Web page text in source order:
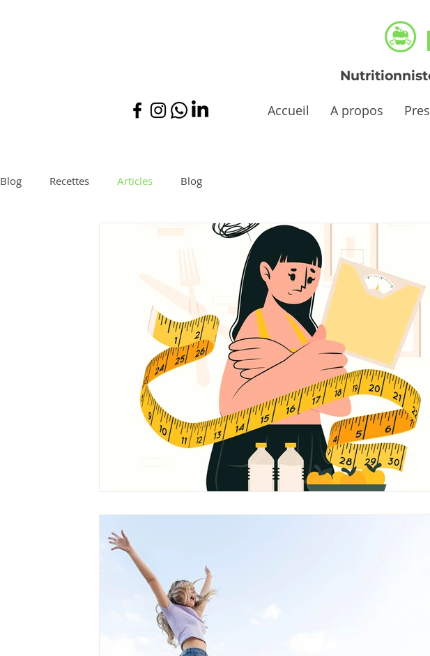
Accueil A propos
Blog Recettes Articles Blog